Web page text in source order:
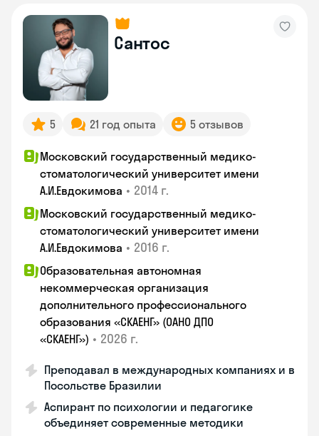
Сантос
5 21 год опыта 5 отзывов
Московский государственный медико-
стоматологический университет имени
А.И.Евдокимова • 2014 г.
Московский государственный медико-
стоматологический университет имени
А.И.Евдокимова • 2016 г.
Образовательная автономная
некоммерческая организация
дополнительного профессионального
образования «СКАЕНГ» (ОАНО ДПО
«СКАЕНГ») • 2026 г.
Преподавал в международных компаниях и в
Посольстве Бразилии
Аспирант по психологии и педагогике
объединяет современные методики